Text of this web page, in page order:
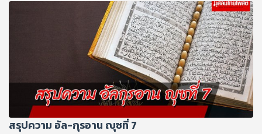
สรุปความ อัล-กุรอาน ญุซที่ 7